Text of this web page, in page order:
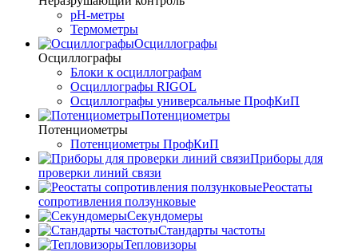
pH-метры
Термометры
Осциллографы
Осциллографы
Блоки к осциллографам
Осциллографы RIGOL
Осциллографы универсальные ПрофКиП
Потенциометры
Потенциометры
Потенциометры ПрофКиП
Приборы для
проверки линий связи
Реостаты
сопротивления ползунковые
Секундомеры
Стандарты частоты
Тепловизоры